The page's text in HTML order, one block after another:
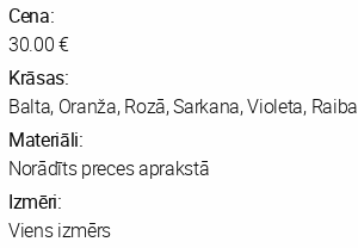
Cena:
30.00 €
Krāsas:
Balta, Oranža, Rozā, Sarkana, Violeta, Raiba
Materiāli:
Norādīts preces aprakstā
Izmēri:
Viens izmērs